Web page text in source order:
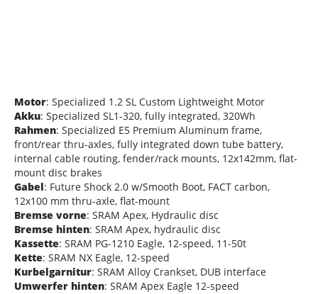
Motor: Specialized 1.2 SL Custom Lightweight Motor
Akku: Specialized SL1-320, fully integrated, 320Wh
Rahmen: Specialized E5 Premium Aluminum frame,
front/rear thru-axles, fully integrated down tube battery,
internal cable routing, fender/rack mounts, 12x142mm, flat-
mount disc brakes
Gabel: Future Shock 2.0 w/Smooth Boot, FACT carbon,
12x100 mm thru-axle, flat-mount
Bremse vorne: SRAM Apex, Hydraulic disc
Bremse hinten: SRAM Apex, hydraulic disc
Kassette: SRAM PG-1210 Eagle, 12-speed, 11-50t
Kette: SRAM NX Eagle, 12-speed
Kurbelgarnitur: SRAM Alloy Crankset, DUB interface
Umwerfer hinten: SRAM Apex Eagle 12-speed